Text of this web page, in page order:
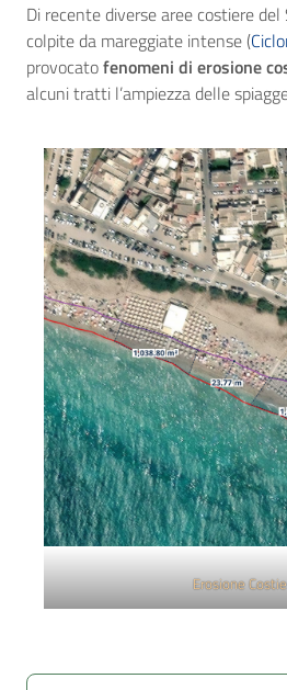
Di recente diverse aree costiere
colpite da mareggiate intense (
provocatofenomeni di erosione
alcuni tratti l’ampiezza delle
Erosione